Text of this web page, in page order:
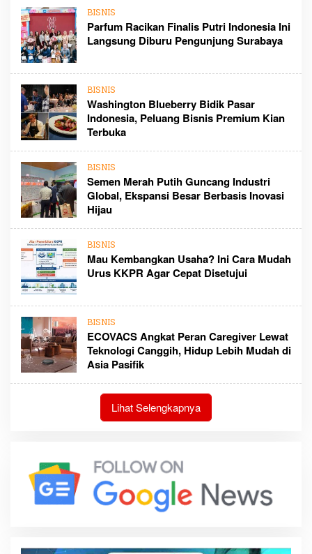
BISNIS
Parfum Racikan Finalis Putri Indonesia Ini
Langsung Diburu Pengunjung Surabaya
BISNIS
Washington Blueberry Bidik Pasar
Indonesia, Peluang Bisnis Premium Kian
Terbuka
BISNIS
Semen Merah Putih Guncang Industri
Global, Ekspansi Besar Berbasis Inovasi
Hijau
BISNIS
Mau Kembangkan Usaha? Ini Cara Mudah
Urus KKPR Agar Cepat Disetujui
BISNIS
ECOVACS Angkat Peran Caregiver Lewat
Teknologi Canggih, Hidup Lebih Mudah di
Asia Pasifik
Lihat Selengkapnya